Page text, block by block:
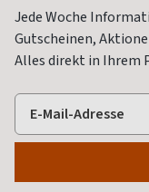
Jede Woche
Gutscheinen,
Alles direkt in Ihrem